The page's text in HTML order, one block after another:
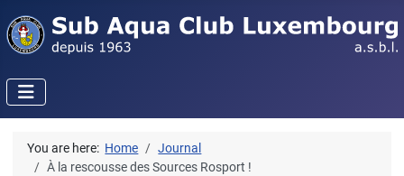
You are here: Home
Journal
À la rescousse des Sources Rosport !